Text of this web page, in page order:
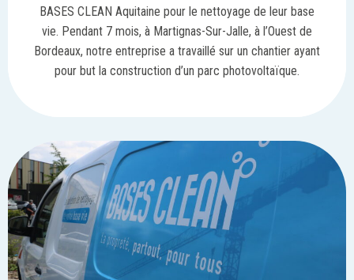
BASES CLEAN Aquitaine pour le nettoyage de leur base
vie. Pendant 7 mois, à Martignas-Sur-Jalle, à l’Ouest de
Bordeaux, notre entreprise a travaillé sur un chantier ayant
pour but la construction d’un parc photovoltaïque.